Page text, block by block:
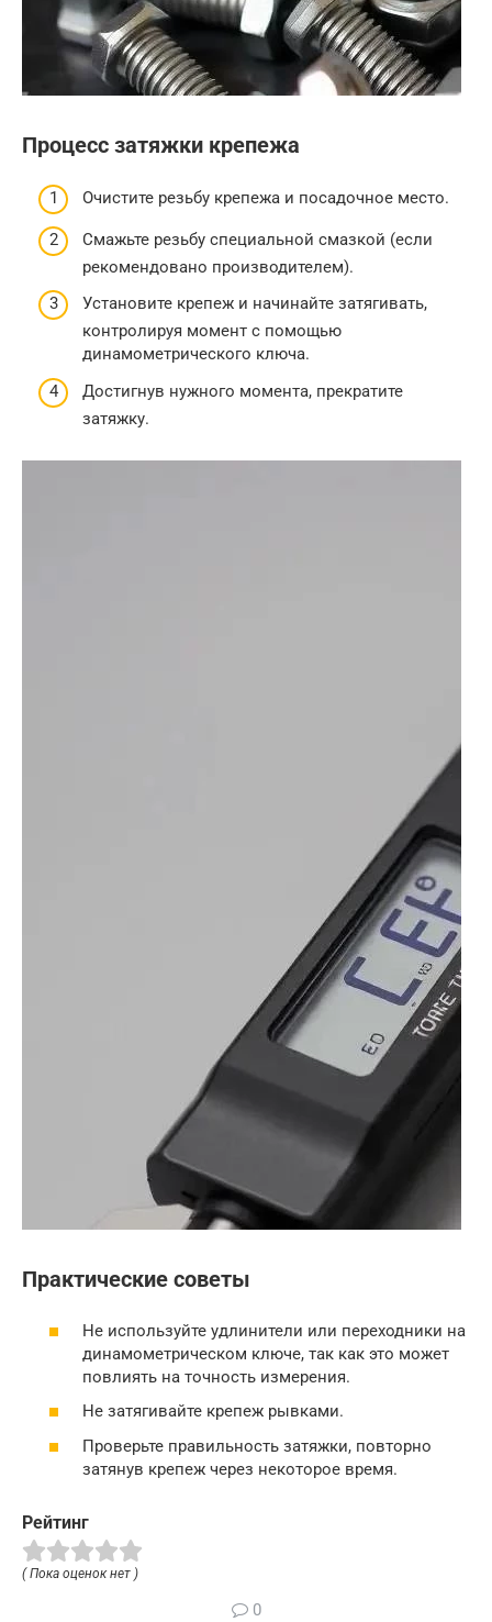
Процесс затяжки крепежа
Очистите резьбу крепежа и посадочное место.
Смажьте резьбу специальной смазкой (если
рекомендовано производителем).
Установите крепеж и начинайте затягивать,
контролируя момент с помощью
динамометрического ключа.
Достигнув нужного момента, прекратите
затяжку.
Практические советы
Не используйте удлинители или переходники на
динамометрическом ключе, так как это может
повлиять на точность измерения.
Не затягивайте крепеж рывками.
Проверьте правильность затяжки, повторно
затянув крепеж через некоторое время.
Рейтинг
( Пока оценок нет )
0